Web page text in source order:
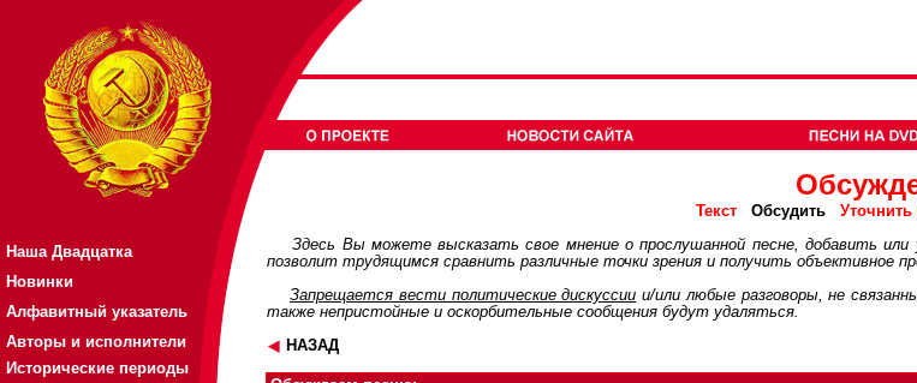
Наша Двадцатка
Новинки
Алфавитный указатель
Авторы и исполнители
Исторические периоды
Текст Обсудить
Здесь Вы можете высказать свое мнение о прослушанной песне, добавить
позволит трудящимся сравнить различные точки зрения и получить объективное
Запрещается вести политические дискуcсии и/или любые разговоры, не
также непристойные и оскорбительные сообщения будут удаляться.
НАЗАД